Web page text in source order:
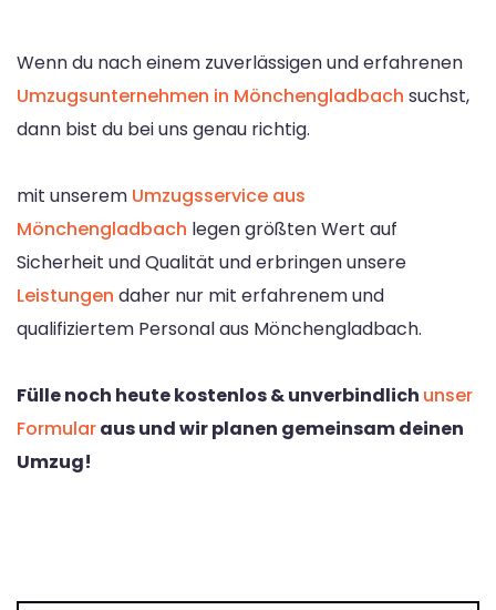
Wenn du nach einem zuverlässigen und erfahrenen
Umzugsunternehmen in Mönchengladbach suchst,
dann bist du bei uns genau richtig.
mit unserem Umzugsservice aus
Mönchengladbach legen größten Wert auf
Sicherheit und Qualität und erbringen unsere
Leistungen daher nur mit erfahrenem und
qualifiziertem Personal aus Mönchengladbach.
Fülle noch heute kostenlos & unverbindlich unser
Formularaus und wir planen gemeinsam deinen
Umzug!